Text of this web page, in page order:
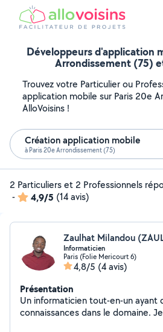
Développeurs d'application
Arrondissement (75)
Trouvez votre Particulier ou
application mobile sur Paris 20e
AlloVoisins !
Création application mobile
à Paris 20e Arrondissement (75)
2 Particuliers et 2 Professionnels
-
4,9/5 (14 avis)
Zaulhat Milandou
Informaticien
Paris (Folie Mericourt 6)
4,8/5 (4 avis)
Présentation
Un informaticien tout-en-un ayant
connaissances dans le domaine.